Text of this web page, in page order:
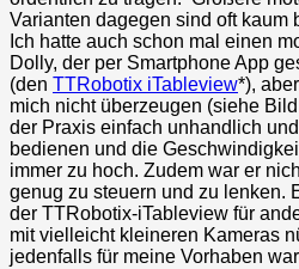
Varianten dagegen sind oft kaum
Ich hatte auch schon mal einen
Dolly, der per Smartphone App
(den TTRobotix iTableview*),
mich nicht überzeugen (siehe
der Praxis einfach unhandlich
bedienen und die
immer zu hoch. Zudem war er
genug zu steuern und zu lenken.
der TTRobotix-iTableview für
mit vielleicht kleineren Kameras
jedenfalls für meine Vorhaben